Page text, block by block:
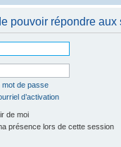
pouvoir répondre aux
mot de passe
d’activation
de moi
présence lors de cette session